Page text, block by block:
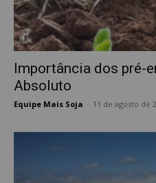
Importância dos pré-
Absoluto
Equipe Mais Soja 11 de agosto de